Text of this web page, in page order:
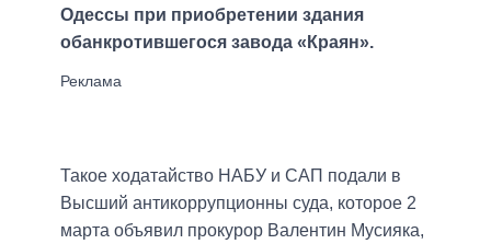
Одессы при приобретении здания
обанкротившегося завода «Краян».
Такое ходатайство НАБУ и САП подали в
Высший антикоррупционны суда, которое 2
марта объявил прокурор Валентин Мусияка,